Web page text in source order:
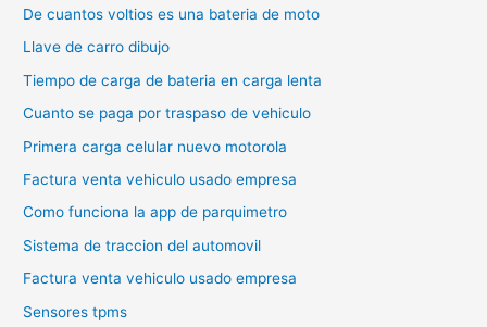
De cuantos voltios es una bateria de moto
Llave de carro dibujo
Tiempo de carga de bateria en carga lenta
Cuanto se paga por traspaso de vehiculo
Primera carga celular nuevo motorola
Factura venta vehiculo usado empresa
Como funciona la app de parquimetro
Sistema de traccion del automovil
Factura venta vehiculo usado empresa
Sensores tpms